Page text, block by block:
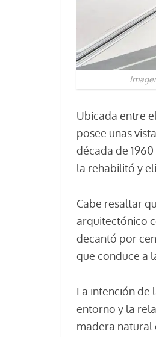
Ubicada entre
posee unas
década de
la rehabilitó y
Cabe resaltar
arquitectónico
decantó por
que conduce a
La intención de
entorno y la
madera natural